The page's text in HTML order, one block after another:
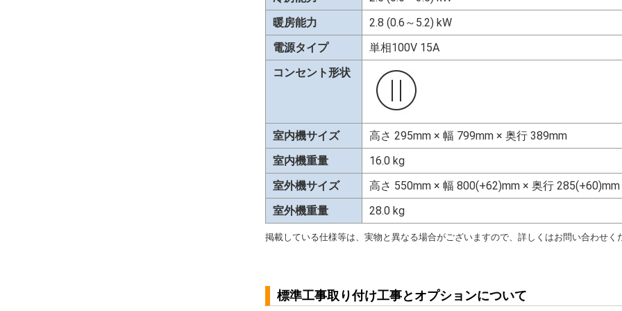
暖房能力
2.8 (0.6～5.2) kW
電源タイプ
単相100V 15A
コンセント形状
室内機サイズ
高さ 295mm × 幅 799mm × 奥行 389mm
室内機重量
16.0 kg
室外機サイズ
高さ 550mm × 幅 800(+62)mm × 奥行 285(+60)mm
室外機重量
28.0 kg
掲載している仕様等は、実物と異なる場合がございますので、詳しくはお問い合わせく
標準工事取り付け工事とオプションについて